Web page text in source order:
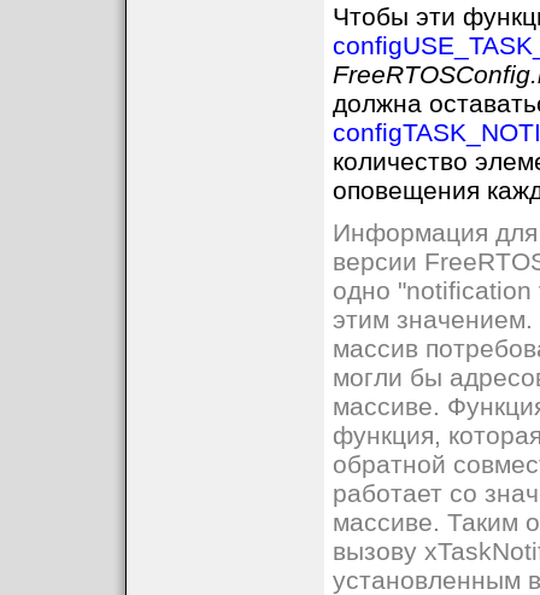
Чтобы эти
должна
количество
оповещения
Информация для
версии
одно "notification
этим
массив
могли бы
массиве.
функция,
обратной
работает со
массиве. Таким
вызову
установленным